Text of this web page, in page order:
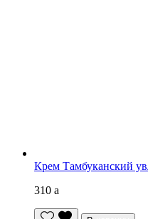
Крем Тамбуканский
310 a